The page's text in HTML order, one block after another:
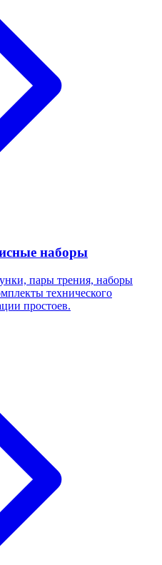
наборы
пары трения, наборы
технического
простоев.